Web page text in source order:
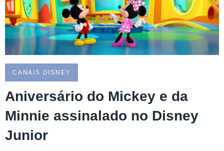
CANAIS DISNEY
Aniversário do Mickey e da
Minnie assinalado no Disney
Junior